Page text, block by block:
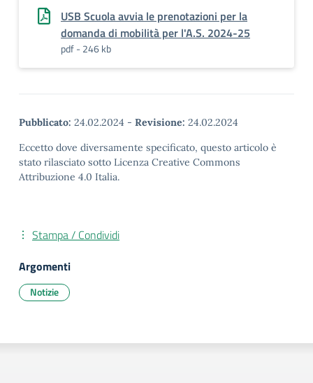
USB Scuola avvia le prenotazioni per la
domanda di mobilità per l'A.S. 2024-25
pdf - 246 kb
Pubblicato: 24.02.2024 - Revisione: 24.02.2024
Eccetto dove diversamente specificato, questo articolo è
stato rilasciato sotto Licenza Creative Commons
Attribuzione 4.0 Italia.
Stampa / Condividi
Argomenti
Notizie